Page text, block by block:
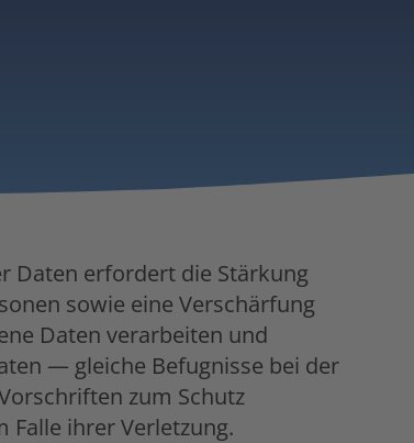
Daten erfordert die Stärkung
sowie eine Verschärfung
Daten verarbeiten und
— gleiche Befugnisse bei der
zum Schutz
Falle ihrer Verletzung.